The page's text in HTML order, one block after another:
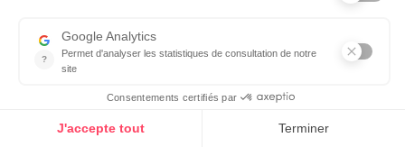
Sarah Macheboeuf